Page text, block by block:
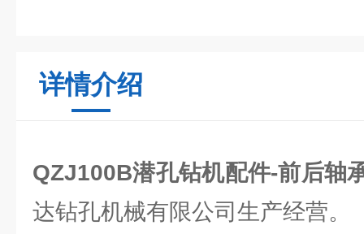
详情介绍
QZJ100B潜孔钻机配件-前后轴
达钻孔机械有限公司生产经营。